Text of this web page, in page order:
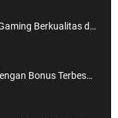
Mengenal Brand Rexus Peralatan Gaming Berkualitas dengan Harga Bersahabat
Buana88 Situs Slot Online Gacor dengan Bonus Terbesar dan Paling Menguntungkan